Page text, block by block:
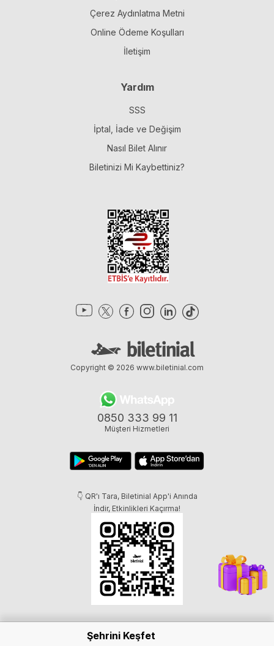
Şehrini Keşfet
Çerez Aydınlatma Metni
Online Ödeme Koşulları
İletişim
Yardım
SSS
İptal, İade ve Değişim
Nasıl Bilet Alınır
Biletinizi Mi Kaybettiniz?
0850 333 99 11
Müşteri Hizmetleri
👇 QR'ı Tara, Biletinial App'i Anında
İndir, Etkinlikleri Kaçırma!
Copyright © 2026 www.biletinial.com